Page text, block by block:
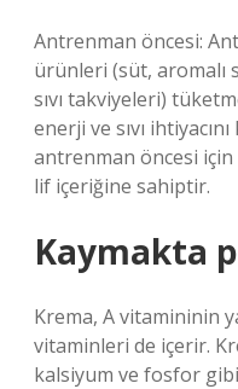
Antrenman öncesi:
ürünleri (süt, aromalı
sıvı takviyeleri)
enerji ve sıvı
antrenman öncesi
lif içeriğine sahiptir.
Kaymakta
Krema, A vitamininin
vitaminleri de içerir.
kalsiyum ve fosfor